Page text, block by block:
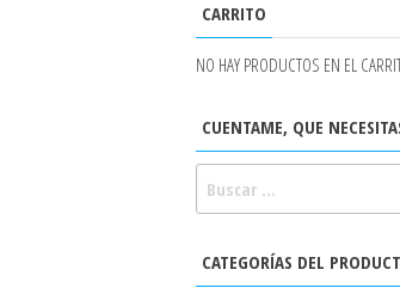
CARRITO
NO HAY PRODUCTOS EN EL
CUENTAME, QUE
CATEGORÍAS DEL